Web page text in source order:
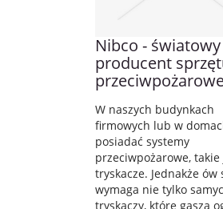
Nibco - światowy
producent
W naszych budynkach
firmowych lub w
posiadać systemy
przeciwpożarowe, takie
tryskacze. Jednakże ów
wymaga nie tylko
tryskaczy, które gaszą